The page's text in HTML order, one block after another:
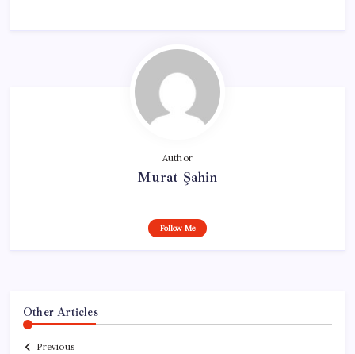
Author
Murat Şahin
Follow Me
Other Articles
Previous